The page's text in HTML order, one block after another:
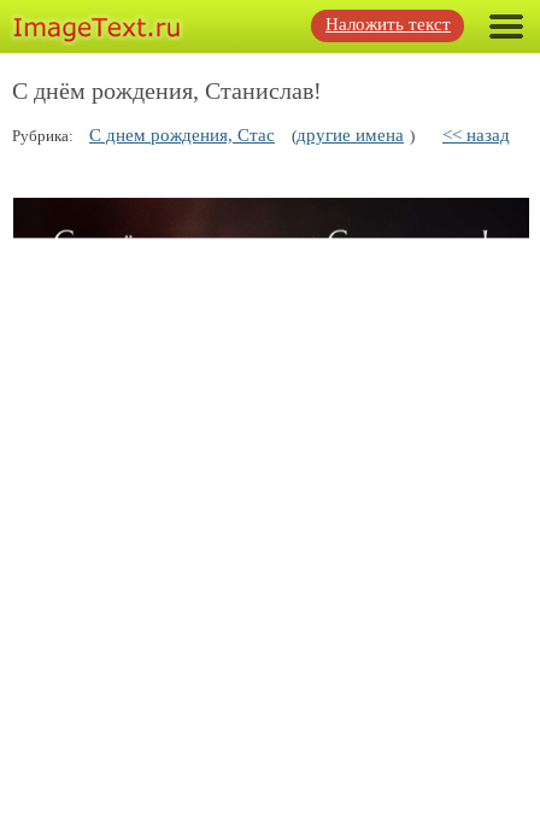
Наложить текст
С днём рождения, Станислав!
Рубрика: С днем рождения, Стас (другие имена ) << назад